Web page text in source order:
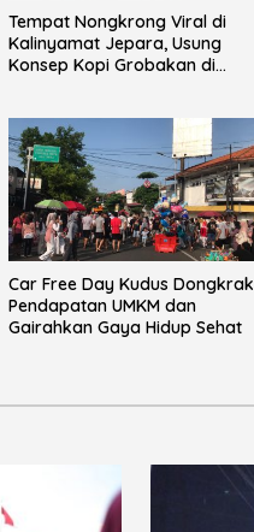
Tempat Nongkrong Viral di
Kalinyamat Jepara, Usung
Konsep Kopi Grobakan di
Car Free Day Kudus Dongkrak
Pendapatan UMKM dan
Gairahkan Gaya Hidup Sehat